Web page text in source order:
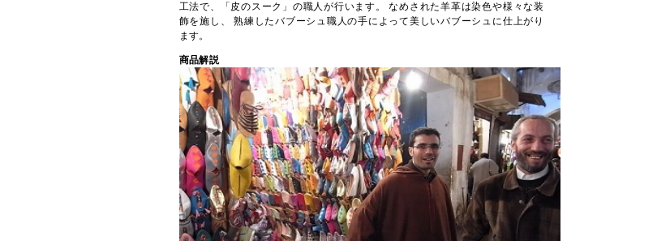
工法で、「皮のスーク」の職人が行います。 なめされた羊革は染色や様々な装
飾を施し、 熟練したバブーシュ職人の手によって美しいバブーシュに仕上がり
ます。
商品解説